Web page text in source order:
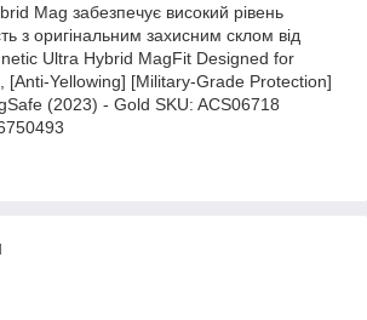
Mag забезпечує високий рівень
з оригінальним захисним склом від
Ultra Hybrid MagFit Designed for
[Anti-Yellowing] [Military-Grade Protection]
(2023) - Gold SKU: ACS06718